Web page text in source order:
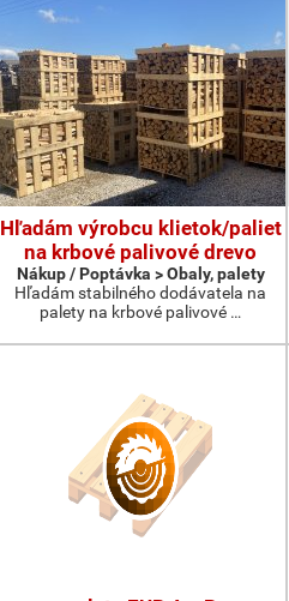
Hľadám výrobcu klietok/paliet
na krbové palivové drevo
Nákup / Poptávka > Obaly, palety
Hľadám stabilného dodávatela na
palety na krbové palivové …